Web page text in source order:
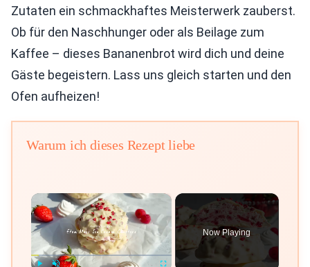
Zutaten ein schmackhaftes Meisterwerk zauberst.
Ob für den Naschhunger oder als Beilage zum
Kaffee – dieses Bananenbrot wird dich und deine
Gäste begeistern. Lass uns gleich starten und den
Ofen aufheizen!
Warum ich dieses Rezept liebe
×
Now Playing